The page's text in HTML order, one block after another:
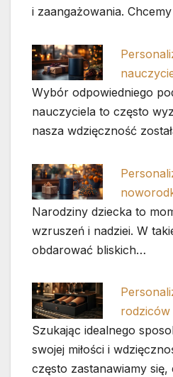
i zaangażowania.
Wybór odpowiedniego
nauczyciela to często
nasza wdzięczność
Narodziny dziecka to
wzruszeń i nadziei. W
obdarować bliskich…
rodziców
Szukając idealnego
swojej miłości i
często zastanawiamy